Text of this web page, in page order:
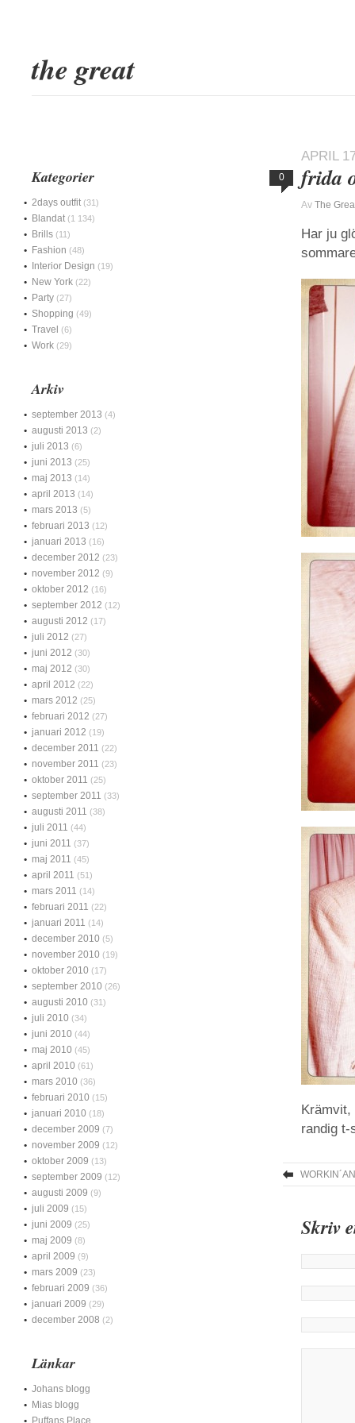
the great
APRIL
0 frida
Av The
Har ju
Krämvit,
randig
Skriv
Kategorier
2days outfit (31)
Blandat (1 134)
Brills (11)
Fashion (48)
Interior Design (19)
New York (22)
Party (27)
Shopping (49)
Travel (6)
Work (29)
Arkiv
september 2013 (4)
augusti 2013 (2)
juli 2013 (6)
juni 2013 (25)
maj 2013 (14)
april 2013 (14)
mars 2013 (5)
februari 2013 (12)
januari 2013 (16)
december 2012 (23)
november 2012 (9)
oktober 2012 (16)
september 2012 (12)
augusti 2012 (17)
juli 2012 (27)
juni 2012 (30)
maj 2012 (30)
april 2012 (22)
mars 2012 (25)
februari 2012 (27)
januari 2012 (19)
december 2011 (22)
november 2011 (23)
oktober 2011 (25)
september 2011 (33)
augusti 2011 (38)
juli 2011 (44)
juni 2011 (37)
maj 2011 (45)
april 2011 (51)
mars 2011 (14)
februari 2011 (22)
januari 2011 (14)
december 2010 (5)
november 2010 (19)
oktober 2010 (17)
september 2010 (26)
augusti 2010 (31)
juli 2010 (34)
juni 2010 (44)
maj 2010 (45)
april 2010 (61)
mars 2010 (36)
februari 2010 (15)
januari 2010 (18)
december 2009 (7)
november 2009 (12)
oktober 2009 (13)
september 2009 (12)
augusti 2009 (9)
juli 2009 (15)
juni 2009 (25)
maj 2009 (8)
april 2009 (9)
mars 2009 (23)
februari 2009 (36)
januari 2009 (29)
december 2008 (2)
Länkar
Johans blogg
Mias blogg
Puffans Place